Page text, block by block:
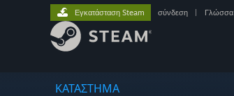
ΚΑΤΑΣΤΗΜΑ
Εγκατάσταση Steam σύνδεση Γλώσσα